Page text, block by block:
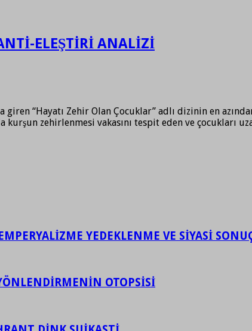
ELEŞTİRİ ANALİZİ
giren “Hayatı Zehir Olan Çocuklar” adlı dizinin en
kurşun zehirlenmesi vakasını tespit eden ve
YEDEKLENME VE SİYASİ
OTOPSİSİ